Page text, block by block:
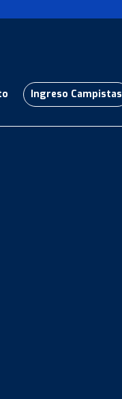
Ingreso Campistas